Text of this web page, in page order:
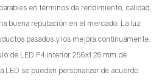
en términos de rendimiento, calidad,
buena reputación en el mercado. La luz
pasados ​​y los mejora continuamente.
de LED P4 interior 256x128 mm de
LED se pueden personalizar de acuerdo